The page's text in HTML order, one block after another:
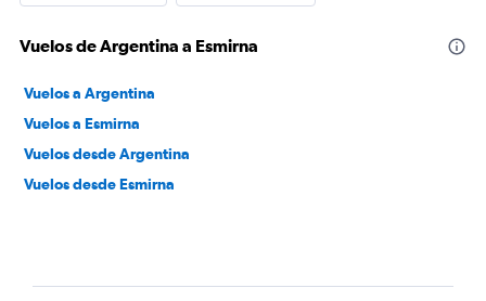
Vuelos de Argentina a Esmirna
Vuelos a Argentina
Vuelos a Esmirna
Vuelos desde Argentina
Vuelos desde Esmirna